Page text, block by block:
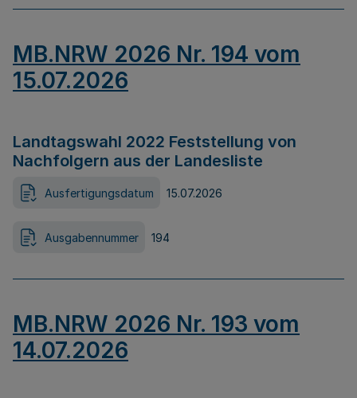
MB.NRW 2026 Nr. 194 vom
15.07.2026
Landtagswahl 2022 Feststellung von
Nachfolgern aus der Landesliste
Ausfertigungsdatum 15.07.2026
Ausgabennummer 194
MB.NRW 2026 Nr. 193 vom
14.07.2026